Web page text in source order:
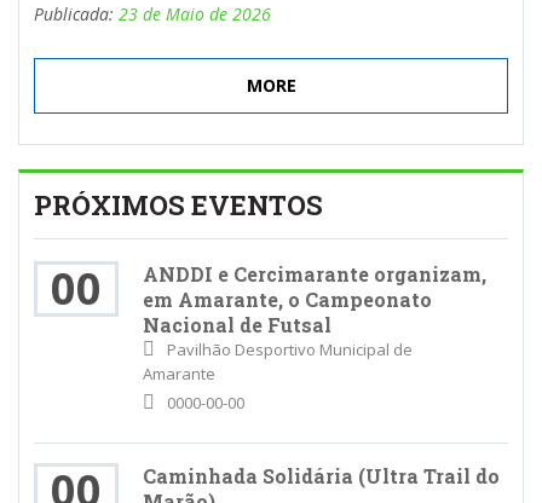
Publicada: 23 de Maio de 2026
MORE
PRÓXIMOS EVENTOS
00
ANDDI e Cercimarante organizam,
em Amarante, o Campeonato
Nacional de Futsal
Pavilhão Desportivo Municipal de
Amarante
0000-00-00
00
Caminhada Solidária (Ultra Trail do